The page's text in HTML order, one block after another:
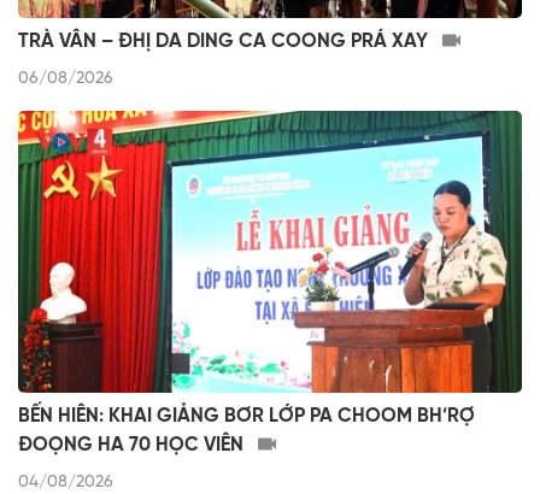
TRÀ VÂN – ĐHỊ DA DING CA COONG PRÁ XAY
06/08/2026
BẾN HIÊN: KHAI GIẢNG BƠR LỚP PA CHOOM BH’RỢ
ĐOỌNG HA 70 HỌC VIÊN
04/08/2026